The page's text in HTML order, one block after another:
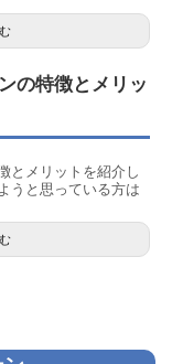
の特徴とメリッ
とメリットを紹介し
うと思っている方は